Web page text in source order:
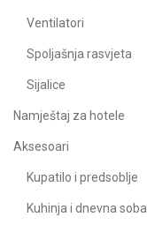
Ventilatori
Spoljašnja rasvjeta
Sijalice
Namještaj za hotele
Aksesoari
Kupatilo i predsoblje
Kuhinja i dnevna soba